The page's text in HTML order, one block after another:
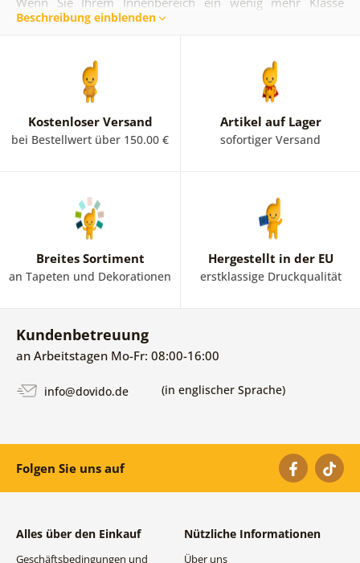
verleihen möchten, ist das Stillleben genau das Richtige,
Ihre Familie zu schaffen. Die Grundlage eines jeden
Stilllebens sollte eine zufällige oder stilisierte Gruppierung
von Gegenständen oder unbelebten Objekten sein.
Stillleben können an ein Landschaftsgemälde oder ein
Porträt erinnern. In unsrem Sortiment finden Sie Bilder mit
Beschreibung einblenden
Kostenloser Versand
bei Bestellwert über 150.00 €
Artikel auf Lager
sofortiger Versand
Breites Sortiment
an Tapeten und Dekorationen
Hergestellt in der EU
erstklassige Druckqualität
Kundenbetreuung
an Arbeitstagen Mo-Fr: 08:00-16:00
info@dovido.de (in englischer Sprache)
Folgen Sie uns auf
Alles über den Einkauf
Geschäftsbedingungen und
Nützliche Informationen
Über uns